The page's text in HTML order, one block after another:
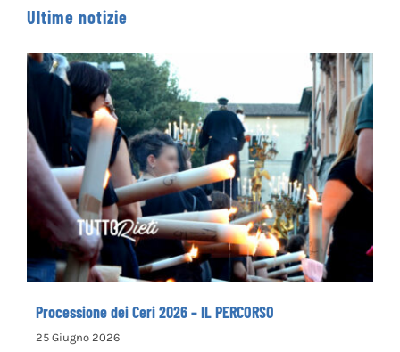
Processione dei Ceri 2026 – IL PERCORSO
Processione dei Ceri 2026 – IL PERCORSO